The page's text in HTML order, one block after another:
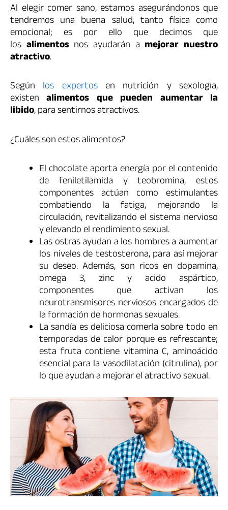
Al elegir comer sano, estamos asegurándonos que
tendremos una buena salud, tanto física como
emocional; es por ello que decimos que
los alimentosnos ayudarán a mejorar nuestro
atractivo.
Según los expertos en nutrición y sexología,
existenalimentos que pueden aumentar la
libido, para sentirnos atractivos.
¿Cuáles son estos alimentos?
El chocolate aporta energía por el contenido
de feniletilamida y teobromina, estos
componentes actúan como estimulantes
combatiendo la fatiga, mejorando la
circulación, revitalizando el sistema nervioso
y elevando el rendimiento sexual.
Las ostras ayudan a los hombres a aumentar
los niveles de testosterona, para así mejorar
su deseo. Además, son ricos en dopamina,
omega 3, zinc y acido aspártico,
componentes que activan los
neurotransmisores nerviosos encargados de
la formación de hormonas sexuales.
La sandía es deliciosa comerla sobre todo en
temporadas de calor porque es refrescante;
esta fruta contiene vitamina C, aminoácido
esencial para la vasodilatación (citrulina), por
lo que ayudan a mejorar el atractivo sexual.